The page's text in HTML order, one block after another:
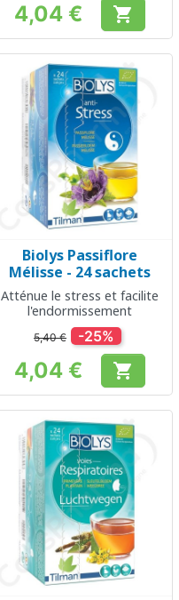
Prix
4,04 € 
Biolys Passiflore
Mélisse - 24 sachets
Atténue le stress et facilite
l'endormissement
5,40 € -25%
Prix
4,04 € 